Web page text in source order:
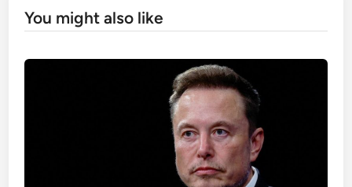
You might also like